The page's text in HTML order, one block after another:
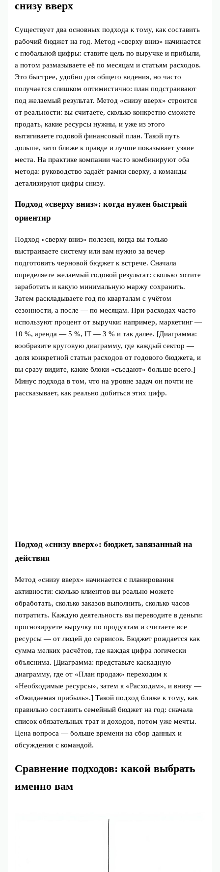
снизу вверх
Существует два основных подхода к тому, как составить
рабочий бюджет на год. Метод «сверху вниз» начинается
с глобальной цифры: ставите цель по выручке и прибыли,
а потом размазываете её по месяцам и статьям расходов.
Это быстрее, удобно для общего видения, но часто
получается слишком оптимистично: план подстраивают
под желаемый результат. Метод «снизу вверх» строится
от реальности: вы считаете, сколько конкретно сможете
продать, какие ресурсы нужны, и уже из этого
вытягиваете годовой финансовый план. Такой путь
дольше, зато ближе к правде и лучше показывает узкие
места. На практике компании часто комбинируют оба
метода: руководство задаёт рамки сверху, а команды
детализируют цифры снизу.
Подход «сверху вниз»: когда нужен быстрый
ориентир
Подход «сверху вниз» полезен, когда вы только
выстраиваете систему или вам нужно за вечер
подготовить черновой бюджет к встрече. Сначала
определяете желаемый годовой результат: сколько хотите
заработать и какую минимальную маржу сохранить.
Затем раскладываете год по кварталам с учётом
сезонности, а после — по месяцам. При расходах часто
используют процент от выручки: например, маркетинг —
10 %, аренда — 5 %, IT — 3 % и так далее. [Диаграмма:
вообразите круговую диаграмму, где каждый сектор —
доля конкретной статьи расходов от годового бюджета, и
вы сразу видите, какие блоки «съедают» больше всего.]
Минус подхода в том, что на уровне задач он почти не
рассказывает, как реально добиться этих цифр.
Подход «снизу вверх»: бюджет, завязанный на
действия
Метод «снизу вверх» начинается с планирования
активности: сколько клиентов вы реально можете
обработать, сколько заказов выполнить, сколько часов
потратить. Каждую деятельность вы переводите в деньги:
прогнозируете выручку по продуктам и считаете все
ресурсы — от людей до сервисов. Бюджет рождается как
сумма мелких расчётов, где каждая цифра логически
объяснима. [Диаграмма: представьте каскадную
диаграмму, где от «План продаж» переходим к
«Необходимые ресурсы», затем к «Расходам», и внизу —
«Ожидаемая прибыль».] Такой подход ближе к тому, как
правильно составить семейный бюджет на год: сначала
список обязательных трат и доходов, потом уже мечты.
Цена вопроса — больше времени на сбор данных и
обсуждения с командой.
Сравнение подходов: какой выбрать
именно вам